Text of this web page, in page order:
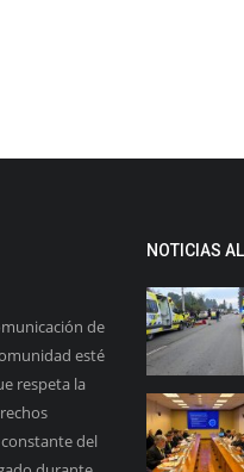
de
esté
respeta la
del
NOTICIAS